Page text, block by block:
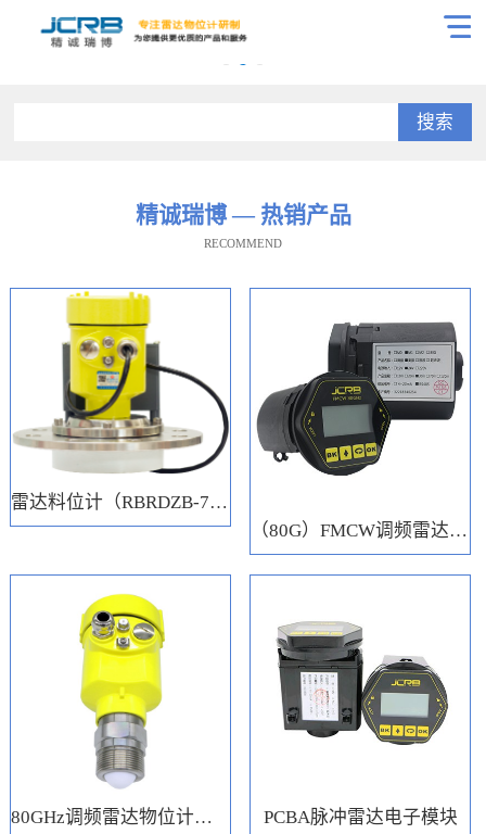
搜索
精诚瑞博 — 热销产品
RECOMMEND
雷达料位计（RBRDZB-71-6-C）
（80G）FMCW调频雷达电子模块
80GHz调频雷达物位计（RBRD71） PCBA脉冲雷达电子模块